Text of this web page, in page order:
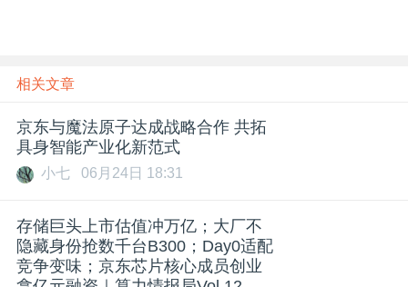
相关文章
京东与魔法原子达成战略合作 共拓
具身智能产业化新范式
小七 06月24日 18:31
存储巨头上市估值冲万亿；大厂不
隐藏身份抢数千台B300；Day0适配
竞争变味；京东芯片核心成员创业